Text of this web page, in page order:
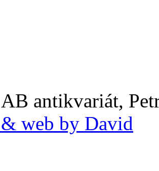
antikvariát,
web by David